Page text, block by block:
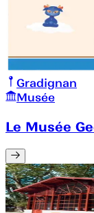
Gradignan
Musée
Le Musée